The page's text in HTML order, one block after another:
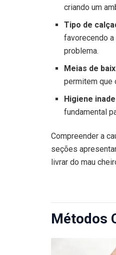
criando um
Tipo de
favorecendo a
problema.
Meias de
permitem que
Higiene
fundamental
Compreender a
seções
livrar do mau
Métodos